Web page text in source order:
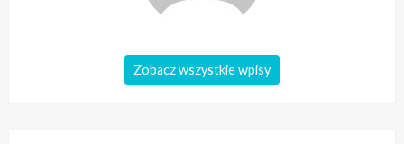
Zobacz wszystkie wpisy